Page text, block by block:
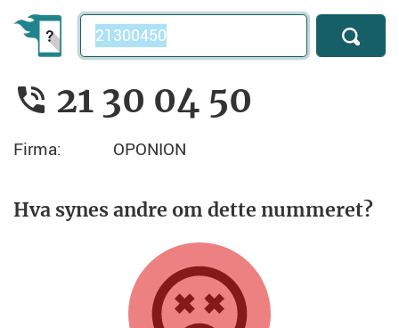
Telefonnummer
21 30 04 50
Firma: OPONION
Hva synes andre om dette nummeret?